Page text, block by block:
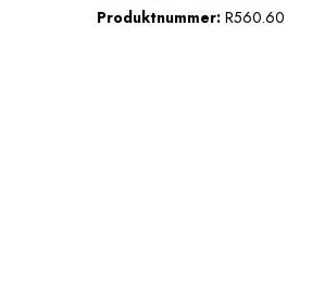
Produktnummer: R560.60